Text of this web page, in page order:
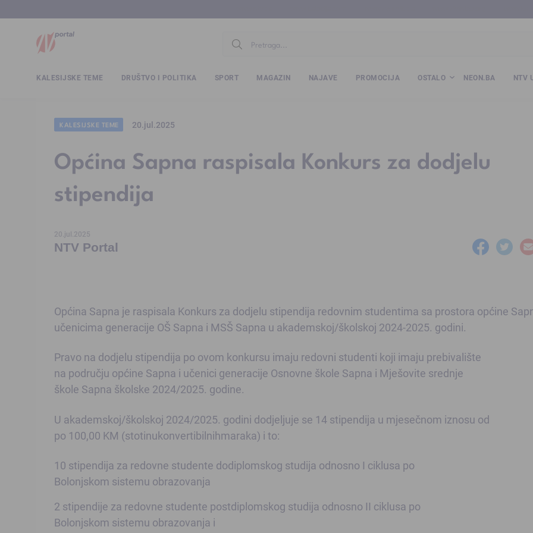
KALESIJSKE TEME DRUŠTVO I POLITIKA SPORT MAGAZIN NAJAVE PROMOCIJA OSTALO NEON.BA NTV
KALESIJSKE TEME 20.jul.2025
Općina Sapna raspisala Konkurs za dodjelu
stipendija
20.jul.2025
NTV Portal
Općina Sapna je raspisala Konkurs za dodjelu stipendija redovnim studentima sa prostora općine
učenicima generacije OŠ Sapna i MSŠ Sapna u akademskoj/školskoj 2024-2025. godini.
Pravo na dodjelu stipendija po ovom konkursu imaju redovni studenti koji imaju prebivalište
na području općine Sapna i učenici generacije Osnovne škole Sapna i Mješovite srednje
škole Sapna školske 2024/2025. godine.
U akademskoj/školskoj 2024/2025. godini dodjeljuje se 14 stipendija u mjesečnom iznosu od
po 100,00 KM (stotinukonvertibilnihmaraka) i to:
10 stipendija za redovne studente dodiplomskog studija odnosno I ciklusa po
Bolonjskom sistemu obrazovanja
2 stipendije za redovne studente postdiplomskog studija odnosno II ciklusa po
Bolonjskom sistemu obrazovanja i